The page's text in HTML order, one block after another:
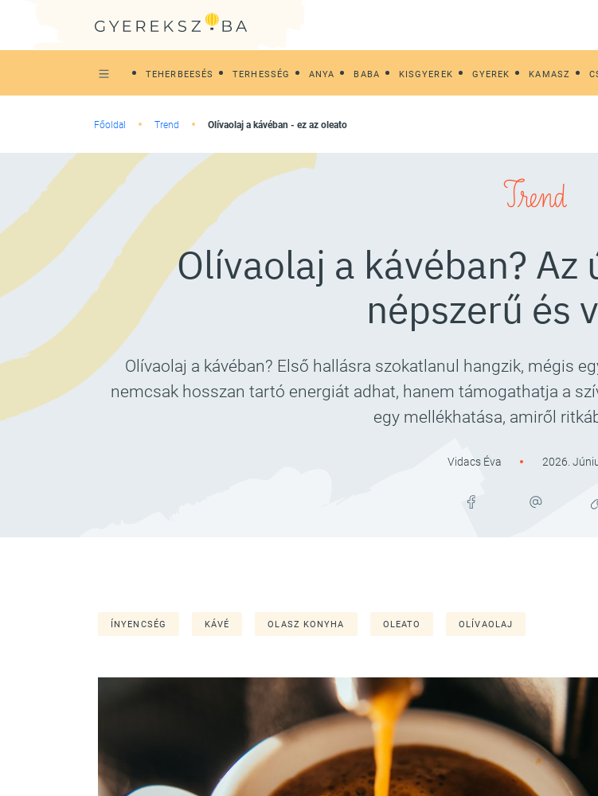
TEHERBEESÉS TERHESSÉG ANYA BABA KISGYEREK GYEREK KAMASZ
Főoldal Trend Olívaolaj a kávéban - ez az oleato
Trend
Olívaolaj a kávéban? Az
népszerű és
Olívaolaj a kávéban? Első hallásra szokatlanul hangzik, mégis
nemcsak hosszan tartó energiát adhat, hanem támogathatja a
egy mellékhatása, amiről
Vidacs Éva 2026.
ÍNYENCSÉG KÁVÉ OLASZ KONYHA OLEATO OLÍVAOLAJ